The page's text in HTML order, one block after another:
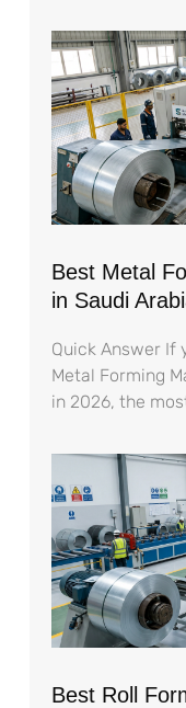
Best Metal
in Saudi
Quick Answer If
Metal Forming
in 2026, the
Best Roll